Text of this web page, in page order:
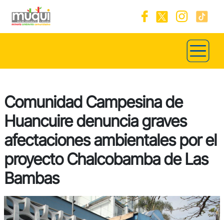
Comunidad Campesina de
Huancuire denuncia graves
afectaciones ambientales por el
proyecto Chalcobamba de Las
Bambas